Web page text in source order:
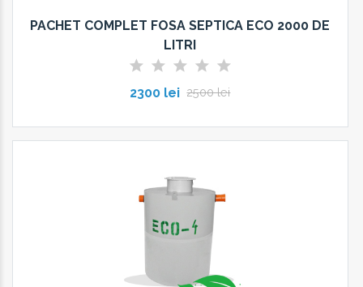
PACHET COMPLET FOSA SEPTICA ECO 2000 DE
LITRI
2500 lei
2300 lei